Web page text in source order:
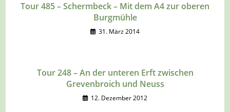
Tour 485 – Schermbeck – Mit dem A4 zur oberen
Burgmühle
31. März 2014
Tour 248 – An der unteren Erft zwischen
Grevenbroich und Neuss
12. Dezember 2012